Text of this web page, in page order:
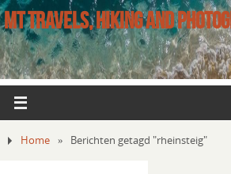
MT TRAVELS, HIKING AND
Home » Berichten getagd "rheinsteig"